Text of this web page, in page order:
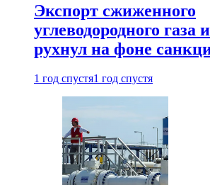
Экспорт сжиженного
углеводородного газа
рухнул на фоне
1 год спустя1 год спустя